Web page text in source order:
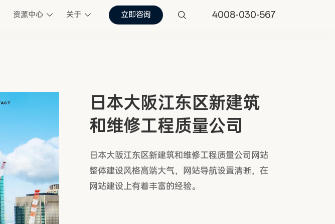
资源中心 关于 立即咨询 4008-030-567
日本大阪江东区新建筑
和维修工程质量公司
日本大阪江东区新建筑和维修工程质量公司网站
整体建设风格高端大气，网站导航设置清晰，在
网站建设上有着丰富的经验。